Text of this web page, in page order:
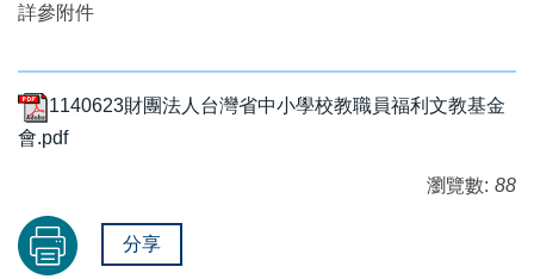
詳參附件
1140623財團法人台灣省中小學校教職員福利文教基金
會.pdf
瀏覽數: 88
分享